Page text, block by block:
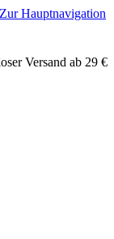
Zur Hauptnavigation
Versand ab 29 €